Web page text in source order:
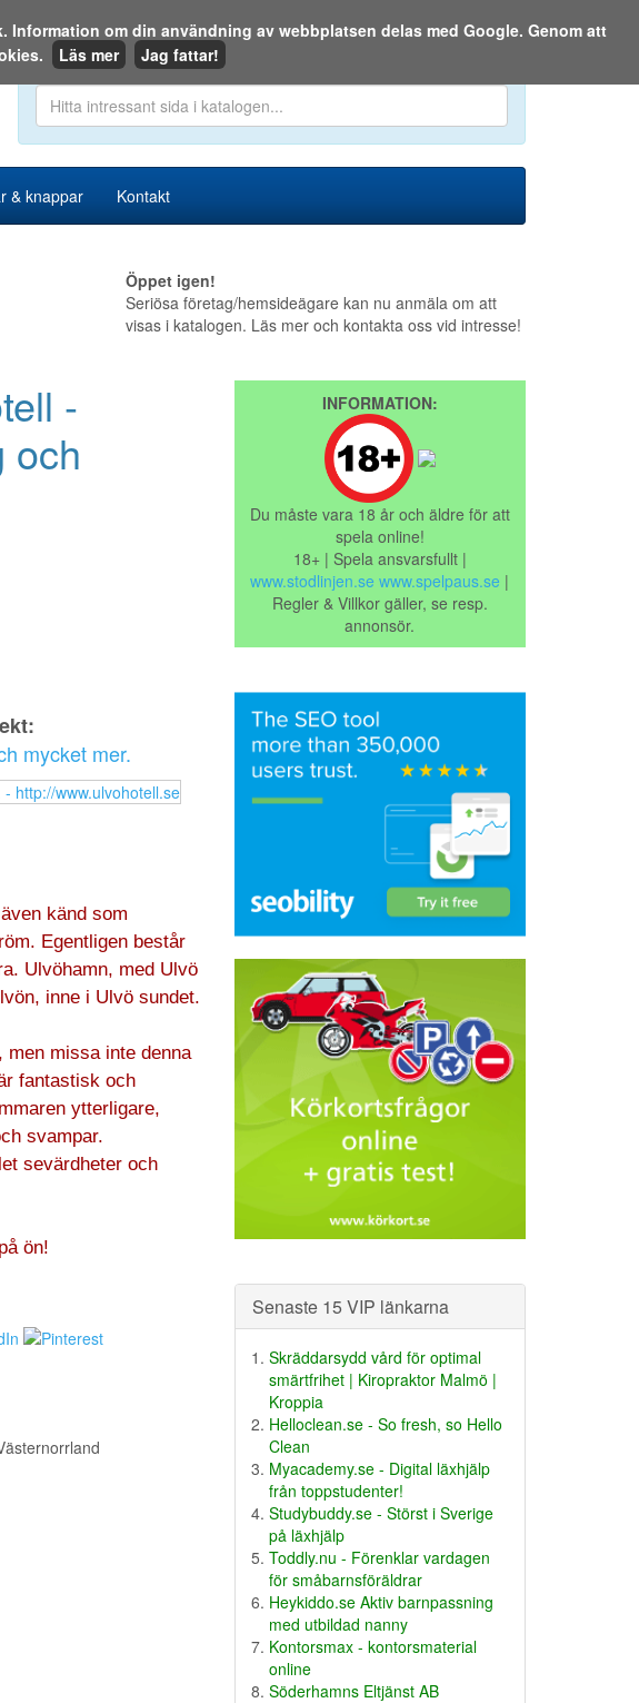
Den 10 augusti 2026
Sök i katalogen eller på webben:
& knappar Kontakt
Öppet igen!
Seriösa företag/hemsideägare kan nu anmäla om att
visas i katalogen. Läs mer och kontakta oss vid intresse!
-
och
mycket mer.
känd som
Egentligen består
Ulvöhamn, med Ulvö
inne i Ulvö sundet.
men missa inte denna
fantastisk och
ytterligare,
svampar.
sevärdheter och
ön!
INFORMATION:
Du måste vara 18 år och äldre för att
spela online!
18+ | Spela ansvarsfullt |
www.stodlinjen.se www.spelpaus.se |
Regler & Villkor gäller, se resp.
annonsör.
Senaste 15 VIP länkarna
Skräddarsydd vård för optimal
smärtfrihet | Kiropraktor Malmö |
Kroppia
Helloclean.se - So fresh, so Hello
Clean
Myacademy.se - Digital läxhjälp
från toppstudenter!
Studybuddy.se - Störst i Sverige
på läxhjälp
Toddly.nu - Förenklar vardagen
för småbarnsföräldrar
Heykiddo.se Aktiv barnpassning
med utbildad nanny
Kontorsmax - kontorsmaterial
online
Söderhamns Eltjänst AB
om din användning av webbplatsen delas med Google. Genom att
Läs mer Jag fattar!